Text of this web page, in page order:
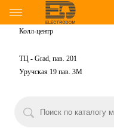
Колл-центр
ТЦ - Grad, пав. 201
Уручская 19 пав. 3М